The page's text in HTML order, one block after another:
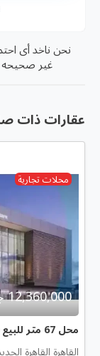
نحن ناخد أى
غير صحيحه
عقارات ذات
محلات تجارية
12,360,000 جنية مصرى
محل 67 متر للبيع في ايليت مول - القاهره الجديده
القاهرة القاهرة